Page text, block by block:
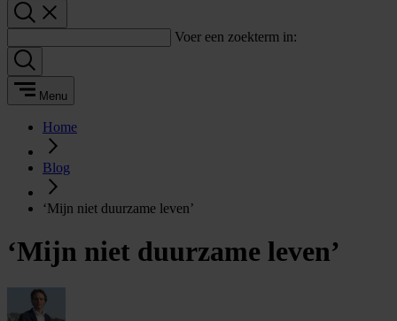
Voer een zoekterm in:
Menu
Home
Blog
‘Mijn niet duurzame leven’
‘Mijn niet duurzame leven’